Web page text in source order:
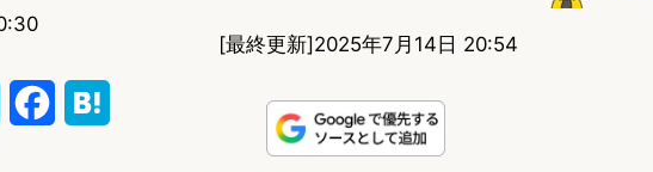
[最終更新]2025年7月14日 20:54